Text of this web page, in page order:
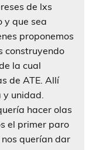
de lxs
y que sea
proponemos
construyendo
la cual
de ATE. Allí
y unidad.
hacer olas
el primer paro
querían dar